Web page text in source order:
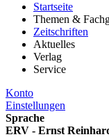
Startseite
Themen &
Zeitschriften
Aktuelles
Verlag
Service
Konto
Einstellungen
Sprache
ERV - Ernst